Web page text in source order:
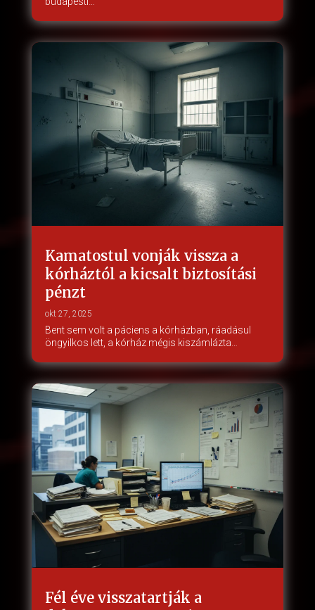
Kamatostul vonják vissza a
kórháztól a kicsalt biztosítási
pénzt
okt 27, 2025
Bent sem volt a páciens a kórházban, ráadásul
öngyilkos lett, a kórház mégis kiszámlázta…
Fél éve visszatartják a